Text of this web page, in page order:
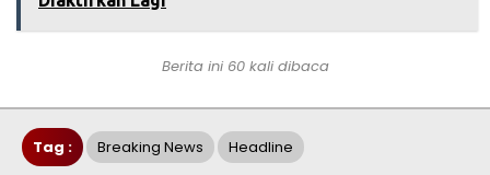
Berita ini 60 kali dibaca
Tag : Breaking News Headline